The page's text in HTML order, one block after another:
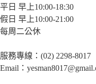
平日 早上10:00-18:30
假日 早上10:00-21:00
每周二公休
服務專線：(02) 2298-8017
Email：